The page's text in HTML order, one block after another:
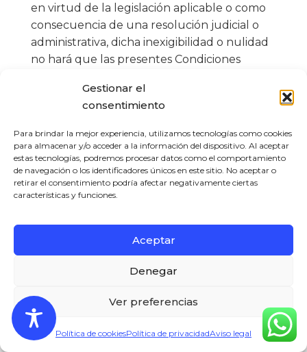
Gestionar el
consentimiento
Para brindar la mejor experiencia, utilizamos tecnologías como cookies
para almacenar y/o acceder a la información del dispositivo. Al aceptar
estas tecnologías, podremos procesar datos como el comportamiento
de navegación o los identificadores únicos en este sitio. No aceptar o
retirar el consentimiento podría afectar negativamente ciertas
características y funciones.
Aceptar
Denegar
Ver preferencias
Política de cookiesPolítica de privacidadAviso legal
en virtud de la legislación aplicable o como
consecuencia de una resolución judicial o
administrativa, dicha inexigibilidad o nulidad
no hará que las presentes Condiciones
nulas en su conjunto. En dichos casos, la
empresa procederá a la modificación o
que sea válida y exigible y que, en la medida
de lo posible, consiga el objetivo y
pretensión reflejados en la estipulación
original.